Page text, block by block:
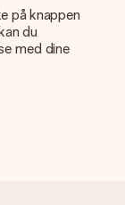
på knappen
du
med dine